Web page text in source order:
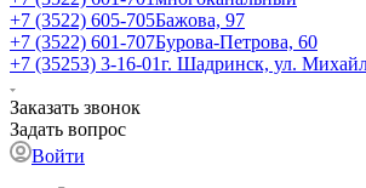
+7 (3522) 605-705Бажова, 97
+7 (3522) 601-707Бурова-Петрова, 60
+7 (35253) 3-16-01г. Шадринск, ул.
Заказать звонок
Задать вопрос
Войти